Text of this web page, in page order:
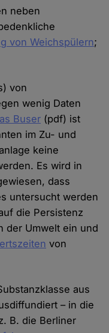
neben
von Weichspülern;
von
wenig Daten
Buser (pdf) ist
im Zu- und
keine
Es wird in
dass
untersucht werden
die Persistenz
der Umwelt ein und
von
aus
– in die
B. die Berliner